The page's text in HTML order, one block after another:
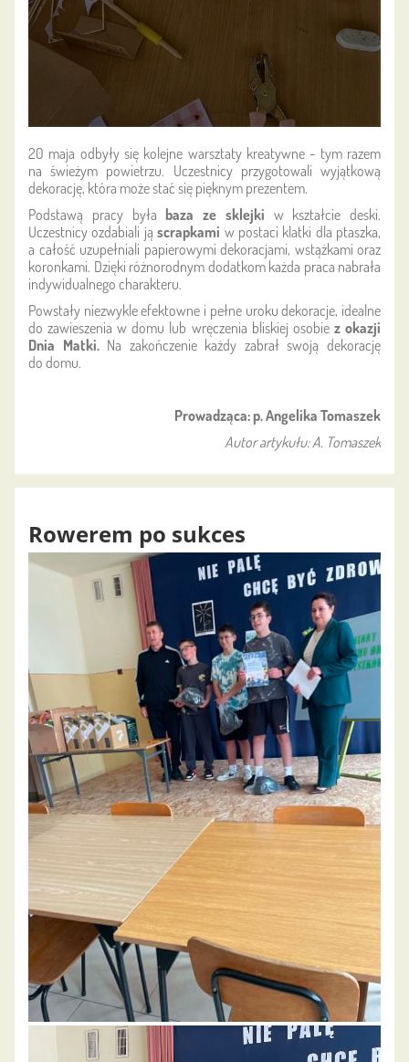
20 maja odbyły się kolejne warsztaty kreatywne - tym razem
na świeżym powietrzu. Uczestnicy przygotowali wyjątkową
dekorację, która może stać się pięknym prezentem.
Podstawą pracy byłabaza ze sklejki w kształcie deski.
Uczestnicy ozdabiali jąscrapkami w postaci klatki dla ptaszka,
a całość uzupełniali papierowymi dekoracjami, wstążkami oraz
koronkami. Dzięki różnorodnym dodatkom każda praca nabrała
indywidualnego charakteru.
Powstały niezwykle efektowne i pełne uroku dekoracje, idealne
do zawieszenia w domu lub wręczenia bliskiej osobie z okazji
Dnia Matki. Na zakończenie każdy zabrał swoją dekorację
do domu.
Prowadząca: p. Angelika Tomaszek
Autor artykułu: A. Tomaszek
Rowerem po sukces